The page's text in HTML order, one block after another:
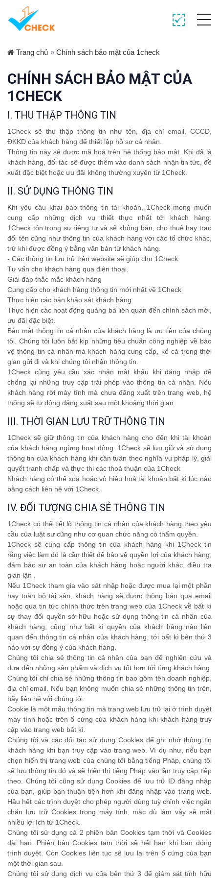
Trang chủ » Chính sách bảo mật của 1check
CHÍNH SÁCH BẢO MẬT CỦA
1CHECK
I. THU THẬP THÔNG TIN
1Check sẽ thu thập thông tin như tên, địa chỉ email, CCCD,
ĐKKD của khách hàng để thiết lập hồ sơ cá nhân.
Thông tin này sẽ được mã hoá trên hệ thống bảo mật. Khi đã là
khách hàng, đối tác sẽ được thêm vào danh sách nhận tin tức, đề
xuất đặc biệt hoặc ưu đãi không thường xuyên từ 1Check.
II. SỬ DỤNG THÔNG TIN
Khi yêu cầu khai báo thông tin tài khoản, 1Check mong muốn
cung cấp những dịch vụ thiết thực nhất tới khách hàng.
1Check tôn trọng sự riêng tư và sẽ không bán, cho thuê hay trao
đổi tên cũng như thông tin của khách hàng với các tổ chức khác,
trừ khi được đồng ý bằng văn bản từ khách hàng.
- Các thông tin lưu trữ trên website sẽ giúp cho 1Check
Tư vấn cho khách hàng qua điện thoại.
Giải đáp thắc mắc khách hàng
Cung cấp cho khách hàng thông tin mới nhất về 1Check
Thực hiện các bản khảo sát khách hàng
Thực hiện các hoạt động quảng bá liên quan đến chính sách mới,
ưu đãi đặc biệt.
Bảo mật thông tin cá nhân của khách hàng là ưu tiên của chúng
tôi. Chúng tôi luôn bắt kịp những tiêu chuẩn công nghiệp về bảo
vệ thông tin cá nhân mà khách hàng cung cấp, kể cả trong thời
gian gửi đi và khi chúng tôi nhận thông tin.
1Check cũng yêu cầu xác nhận mật khẩu khi đăng nhập để
chống lại những truy cập trái phép vào thông tin cá nhân. Nếu
khách hàng rời máy tính mà chưa đăng xuất trên trang web, hệ
thống sẽ tự động đăng xuất sau một khoảng thời gian.
III. THỜI GIAN LƯU TRỮ THÔNG TIN
1Check sẽ giữ thông tin của khách hàng cho đến khi tài khoản
của khách hàng ngừng hoạt động. 1Check sẽ lưu giữ và sử dụng
thông tin của khách hàng khi cần tuân theo nghĩa vụ pháp lý, giải
quyết tranh chấp và thực thi các thoả thuận của 1Check
Khách hàng có thể xoá hoặc vô hiệu hoá tài khoản bất kì lúc nào
bằng cách liên hệ với 1Check.
IV. ĐỐI TƯỢNG CHIA SẺ THÔNG TIN
1Check có thể tiết lộ thông tin cá nhân của khách hàng theo yêu
cầu của luật sư cũng như cơ quan chức năng có thẩm quyền.
1Check sẽ cung cấp thông tin của khách hàng khi 1Check tin
rằng việc làm đó là cần thiết để bảo vệ quyền lợi của khách hàng,
đảm bảo sự an toàn của khách hàng hoặc người khác, điều tra
gian lận .
Nếu 1Check tham gia vào sát nhập hoặc được mua lại một phần
hay toàn bộ tài sản, khách hàng sẽ được thông báo qua email
hoặc qua tin tức chính thức trên trang web của 1Check về bất kì
sự thay đổi quyền sở hữu hoặc sử dụng thông tin cá nhân của
khách hàng, cũng như bất kì quyền của khách hàng nào liên
quan đến thông tin cá nhân của khách hàng, tới bất kì bên thứ 3
nào với sự đồng ý của khách hàng.
Chúng tôi chia sẻ thông tin cá nhân của bạn để nghiên cứu và
đưa đến những sản phẩm và dịch vụ tốt hơn tới từng khách hàng.
Chúng tôi chỉ chia sẻ những thông tin bao gồm tên doanh nghiệp,
địa chỉ email. Nếu bạn không muốn chia sẻ những thông tin trên,
hãy liên hệ với chúng tôi.
Cookie là một mẩu thông tin mà trang web lưu trữ lại ở trình duyệt
máy tính hoặc trên ổ cứng của khách hàng khi khách hàng truy
cập vào trang web bất kì.
Chúng tôi và các đối tác sử dụng Cookies để ghi nhớ thông tin
khách hàng khi bạn truy cập vào trang web. Ví dụ như, nếu bạn
chọn hiển thị trang web của chúng tôi bằng tiếng Pháp, chúng tôi
sẽ lưu thông tin đó và sẽ hiển thị tiếng Pháp vào lần truy cập tiếp
theo. Chúng tôi cũng sử dụng Cookies để lưu trữ ID đăng nhập
của bạn, giúp bạn thuận tiện hơn khi đăng nhập vào trang web.
Hầu hết các trình duyệt cho phép người dùng tuỳ chỉnh việc ngăn
chặn lưu trữ Cookies trong máy tính, mặc dù làm vậy sẽ mất
nhiều lợi ích từ 1Check.
Chúng tôi sử dụng cả 2 phiên bản Cookies tạm thời và Cookies
dài hạn. Phiên bản Cookies tạm thời sẽ hết hạn khi bạn đóng
trình duyệt. Còn Cookies liên tục sẽ lưu lại trên ổ cứng của bạn
một thời gian sau.
Chúng tôi sử dụng dịch vụ của bên thứ 3 để giám sát tính hữu